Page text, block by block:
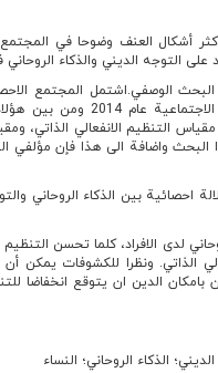
أشكال العنف وضوحا في المجتمع
على التوجه الديني والذكاء
الوصفي.اشتمل المجتمع
التنظيم الانفعالي الذاتي،
البحث واضافة الى هذا فإن
بين الذكاء الروحاني
لدى الافراد، كلما تحسن
الذاتي. ونظرا للكشوفات يمكن
الدين ان يتوقع انخفاضا
الذكاء الروحاني؛ النساء